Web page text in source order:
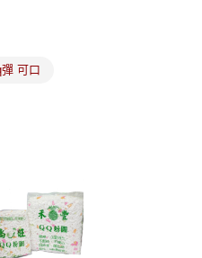
彈 可口